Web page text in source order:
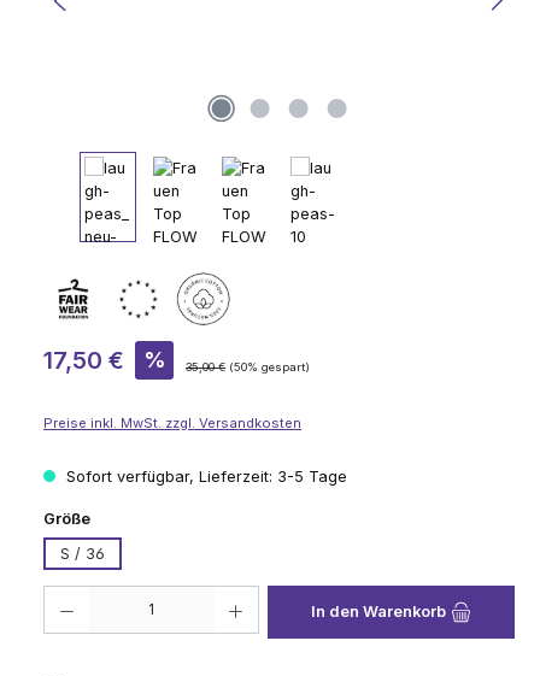
Verkaufspreis:
17,50 € % Regulärer Preis:
35,00 € (50% gespart)
Preise inkl. MwSt. zzgl. Versandkosten
Sofort verfügbar, Lieferzeit: 3-5 Tage
Größeauswählen
S / 36
In den Warenkorb